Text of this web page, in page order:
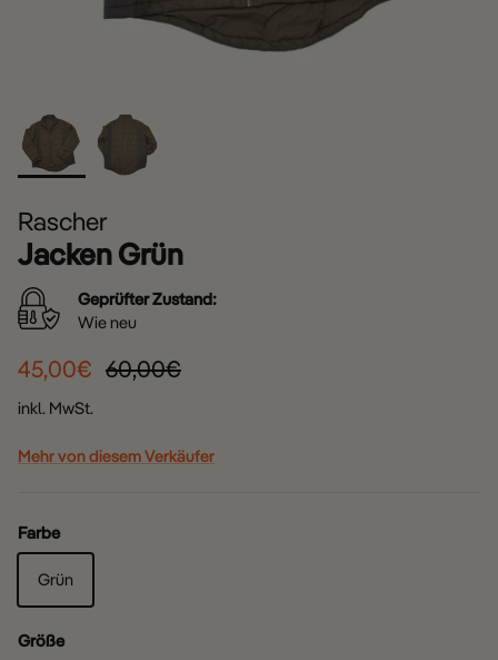
Rascher
Jacken Grün
Geprüfter Zustand:
Wie neu
45,00€ 60,00€
inkl. MwSt.
Mehr von diesem Verkäufer
Farbe
Grün
Größe